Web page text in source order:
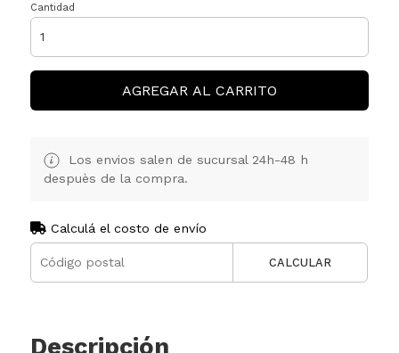
Cantidad
AGREGAR AL CARRITO
Los envios salen de sucursal 24h-48 h
despuès de la compra.
Calculá el costo de envío
CALCULAR
Descripción